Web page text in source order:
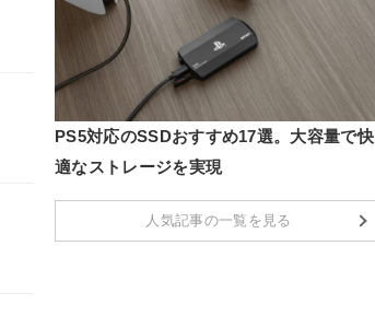
PS5対応のSSDおすすめ17選。大容量で快
適なストレージを実現
人気記事の一覧を見る